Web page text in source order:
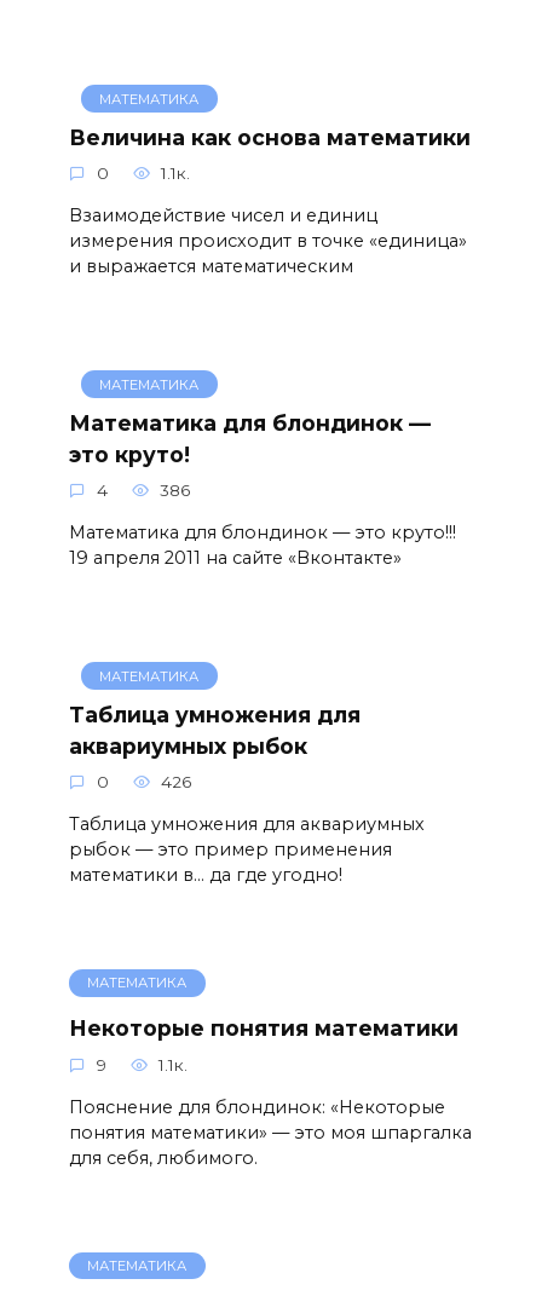
МАТЕМАТИКА
Величина как основа математики
0 1.1к.
Взаимодействие чисел и единиц
измерения происходит в точке «единица»
и выражается математическим
МАТЕМАТИКА
Математика для блондинок —
это круто!
4 386
Математика для блондинок — это круто!!!
19 апреля 2011 на сайте «Вконтакте»
МАТЕМАТИКА
Таблица умножения для
аквариумных рыбок
0 426
Таблица умножения для аквариумных
рыбок — это пример применения
математики в… да где угодно!
МАТЕМАТИКА
Некоторые понятия математики
9 1.1к.
Пояснение для блондинок: «Некоторые
понятия математики» — это моя шпаргалка
для себя, любимого.
МАТЕМАТИКА